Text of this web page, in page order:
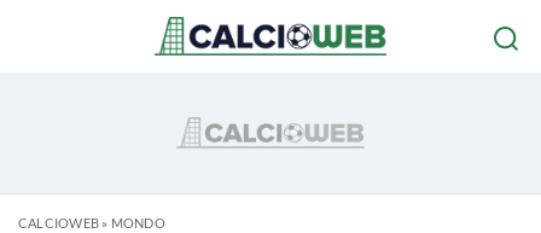
CALCIOWEB» MONDO